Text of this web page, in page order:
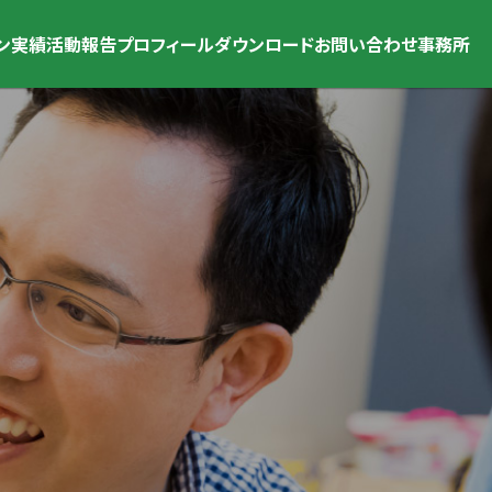
実績活動報告プロフィールダウンロードお問い合わせ事務所